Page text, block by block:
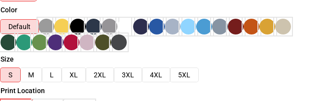
Color
Default
Size
S
M L XL 2XL 3XL 4XL
5XL
Print Location